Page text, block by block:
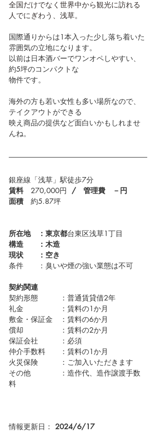
全国だけでなく世界中から観光に訪れる
人でにぎわう、浅草。
国際通りからは1本入った少し落ち着いた
雰囲気の立地になります。
以前は日本酒バーでワンオペしやすい、
約5坪のコンパクトな
物件です。
海外の方も若い女性も多い場所なので、
テイクアウトができる
映え商品の提供など面白いかもしれませ
んね。
銀座線「浅草」駅徒歩7分
賃料 270,000円 /　管理費　－円
面積 約5.87坪
所在地　：東京都台東区浅草1丁目
構造　　：木造
現状　　：空き
条件　　：臭いや煙の強い業態は不可
契約関連
契約形態　　　：普通賃貸借2年
礼金　　　　　：賃料の1か月
敷金・保証金　：賃料の6か月
償却　　　　　：賃料の2か月
保証会社　　　：必須
仲介手数料　　：賃料の1か月
火災保険　　　：ご加入いただきます
その他　　　　：造作代、造作譲渡手数
料
情報更新日： 2024/6/17